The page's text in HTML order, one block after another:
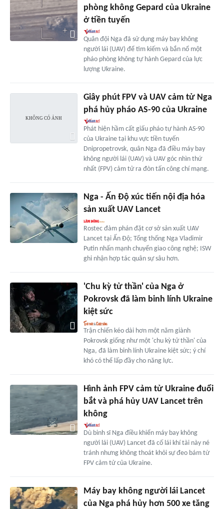
phòng không Gepard của Ukraine
ở tiền tuyến
Quân đội Nga đã sử dụng máy bay không
người lái (UAV) để tìm kiếm và bắn nổ một
pháo phòng không tự hành Gepard của lực
lượng Ukraine.
Giây phút FPV và UAV cảm tử Nga
phá hủy pháo AS-90 của Ukraine
Phát hiện hầm cất giấu pháo tự hành AS-90
của Ukraine tại khu vực tiền tuyến
Dnipropetrovsk, quân Nga đã điều máy bay
không người lái (UAV) và UAV góc nhìn thứ
nhất (FPV) cảm tử ra đòn tấn công chí mạng.
Nga - Ấn Độ xúc tiến nội địa hóa
sản xuất UAV Lancet
Rostec đàm phán đặt cơ sở sản xuất UAV
Lancet tại Ấn Độ; Tổng thống Nga Vladimir
Putin nhấn mạnh chuyển giao công nghệ; ISW
ghi nhận hợp tác quân sự sâu hơn.
'Chu kỳ tử thần' của Nga ở
Pokrovsk đã làm binh lính Ukraine
kiệt sức
Trận chiến kéo dài hơn một năm giành
Pokrovsk giống như một 'chu kỳ tử thần' của
Nga, đã làm binh lính Ukraine kiệt sức; ý chí
khó có thể lấp đầy cho năng lực.
Hình ảnh FPV cảm tử Ukraine đuổi
bắt và phá hủy UAV Lancet trên
không
Dù binh sĩ Nga điều khiển máy bay không
người lái (UAV) Lancet đã cố lái khí tài này né
tránh nhưng không thoát khỏi sự đeo bám từ
FPV cảm tử của Ukraine.
Máy bay không người lái Lancet
của Nga phá hủy hơn 500 xe tăng